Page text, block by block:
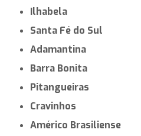
Ilhabela
Santa Fé do Sul
Adamantina
Barra Bonita
Pitangueiras
Cravinhos
Américo Brasiliense